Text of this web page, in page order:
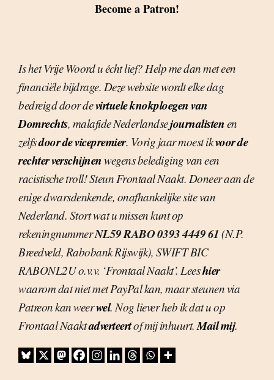
Become a Patron!
Is het Vrije Woord u écht lief? Help me dan met een
financiële bijdrage. Deze website wordt elke dag
bedreigd door devirtuele knokploegen van
Domrechts, malafide Nederlandsejournalistenen
zelfsdoor de vicepremier. Vorig jaar moest ikvoor de
rechter verschijnenwegens belediging van een
racistische troll! Steun Frontaal Naakt. Doneer aan de
enige dwarsdenkende, onafhankelijke site van
Nederland. Stort wat u missen kunt op
rekeningnummerNL59 RABO 0393 4449 61 (N.P.
Breedveld, Rabobank Rijswijk), SWIFT BIC
RABONL2U o.v.v. ‘Frontaal Naakt’. Leeshier
waarom dat niet met PayPal kan, maar steunen via
Patreon kan weerwel. Nog liever heb ik dat u op
Frontaal Naaktadverteertof mij inhuurt.Mail mij.